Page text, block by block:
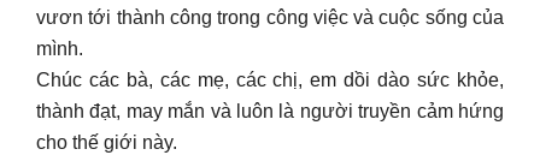
vươn tới thành công trong công việc và cuộc sống của
mình.
Chúc các bà, các mẹ, các chị, em dồi dào sức khỏe,
thành đạt, may mắn và luôn là người truyền cảm hứng
cho thế giới này.